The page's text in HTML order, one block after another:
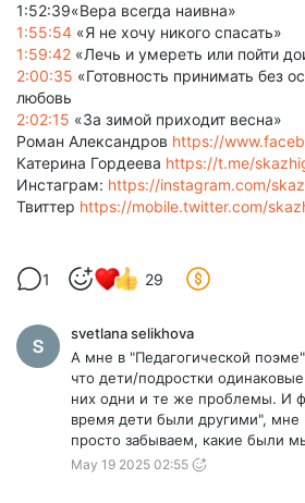
1:52:39«Вера всегда наивна»
1:55:54 «Я не хочу никого спасать»
1:59:42 «Лечь и умереть или пойти
2:00:35 «Готовность принимать без
любовь
2:02:15 «За зимой приходит весна»
Роман Александров https://
Катерина Гордеева https://t.me/
Инстаграм: https://instagram.com/
Твиттер https://mobile.twitter.com/
1 29
svetlana selikhova
А мне в "Педагогической
что дети/подростки
них одни и те же проблемы. И
время дети были другими",
просто забываем, какие были
May 19 2025 02:55